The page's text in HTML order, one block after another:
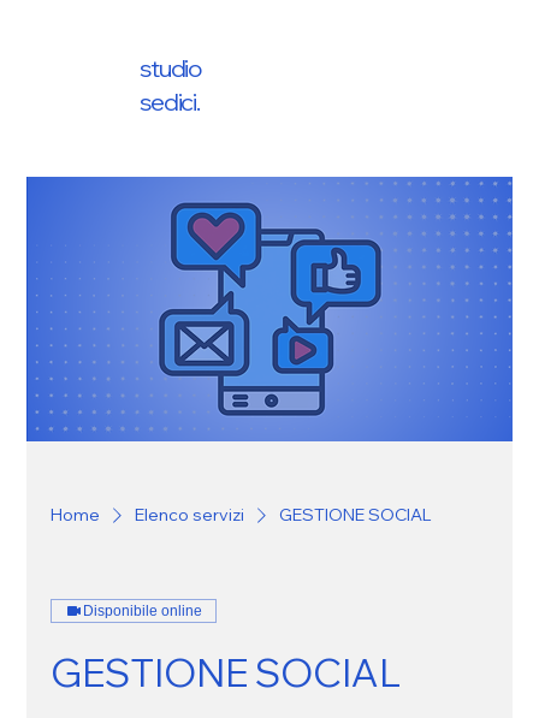
studio
sedici.
Home Elenco servizi GESTIONE SOCIAL
Disponibile online
GESTIONE SOCIAL